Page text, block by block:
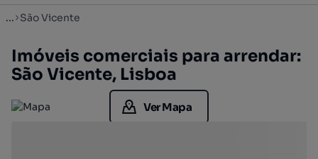
... São Vicente
Imóveis comerciais para arrendar:
São Vicente, Lisboa
Ver Mapa